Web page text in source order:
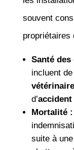
souvent
propriétaires
Santé des
incluent
d’accident
Mortalité :
suite à